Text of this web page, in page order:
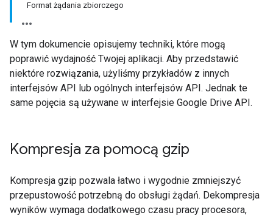
Format żądania zbiorczego
W tym dokumencie opisujemy techniki, które mogą
poprawić wydajność Twojej aplikacji. Aby przedstawić
niektóre rozwiązania, użyliśmy przykładów z innych
interfejsów API lub ogólnych interfejsów API. Jednak te
same pojęcia są używane w interfejsie Google Drive API.
Kompresja za pomocą gzip
Kompresja gzip pozwala łatwo i wygodnie zmniejszyć
przepustowość potrzebną do obsługi żądań. Dekompresja
wyników wymaga dodatkowego czasu pracy procesora,